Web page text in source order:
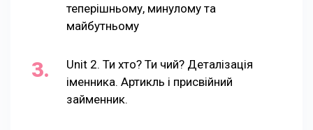
теперішньому, минулому та
майбутньому
Unit 2. Ти хто? Ти чий? Деталізація
іменника. Артикль і присвійний
займенник.